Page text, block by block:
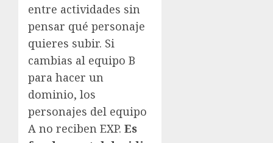
entre actividades sin
pensar qué personaje
quieres subir. Si
cambias al equipo B
para hacer un
dominio, los
personajes del equipo
A no reciben EXP. Es